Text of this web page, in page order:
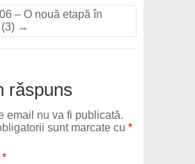
– O nouă etapă în
→
răspuns
email nu va fi publicată.
sunt marcate cu *
*